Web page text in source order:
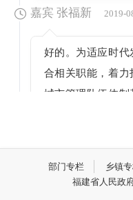
嘉宾 张福新 2019-
好的。为适应时
合相关职能，着
城市管理队伍体制
域特点的城市管理
部门专栏 乡镇
福建省人民政